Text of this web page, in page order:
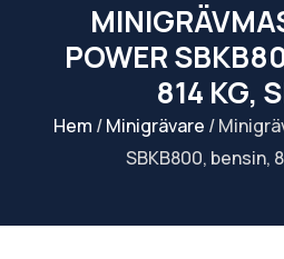
POWER
814 KG,
Hem /Minigrävare /
SBKB800, bensin,